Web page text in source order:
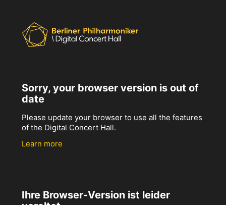
Sorry, your browser version is out of
date
Please update your browser to use all the features
of the Digital Concert Hall.
Learn more
Ihre Browser-Version ist leider